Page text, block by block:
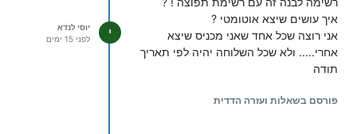
איך עושים שיצא אוטומטי ?
אני רוצה שכל אחד שאני מכניס שיצא
אחרי..... ולא שכל השלוחה יהיה לפי תאריך
תודה
פורסם בשאלות ועזרה הדדית
י
יוסי לנדא
לפני 15 ימים